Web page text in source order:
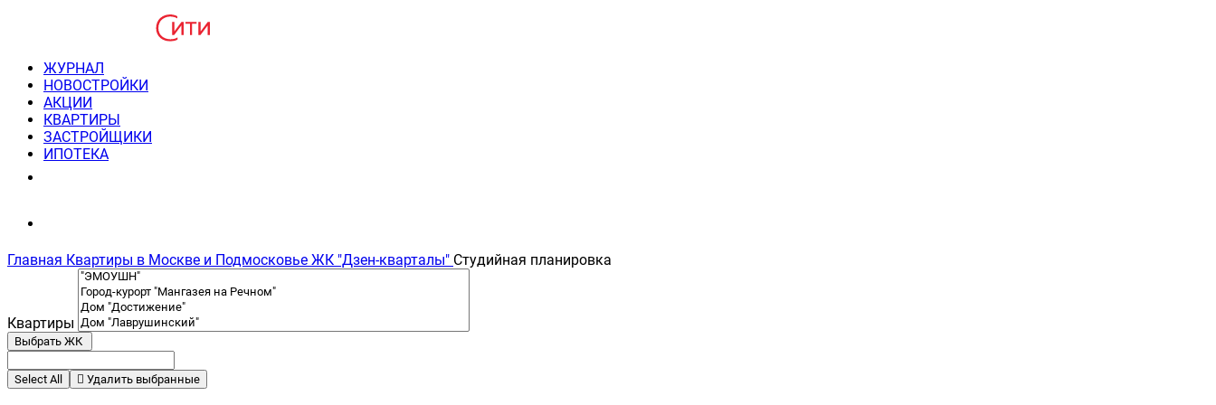
ЖУРНАЛ
НОВОСТРОЙКИ
АКЦИИ
КВАРТИРЫ
ЗАСТРОЙЩИКИ
ИПОТЕКА
Главная Квартиры в Москве и Подмосковье ЖК "Дзен-кварталы" Студийная планировка
Квартиры
Выбрать ЖК
Select All Удалить выбранные